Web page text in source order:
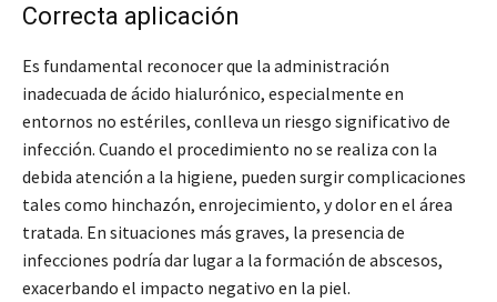
Correcta aplicación
Es fundamental reconocer que la administración
inadecuada de ácido hialurónico, especialmente en
entornos no estériles, conlleva un riesgo significativo de
infección. Cuando el procedimiento no se realiza con la
debida atención a la higiene, pueden surgir complicaciones
tales como hinchazón, enrojecimiento, y dolor en el área
tratada. En situaciones más graves, la presencia de
infecciones podría dar lugar a la formación de abscesos,
exacerbando el impacto negativo en la piel.